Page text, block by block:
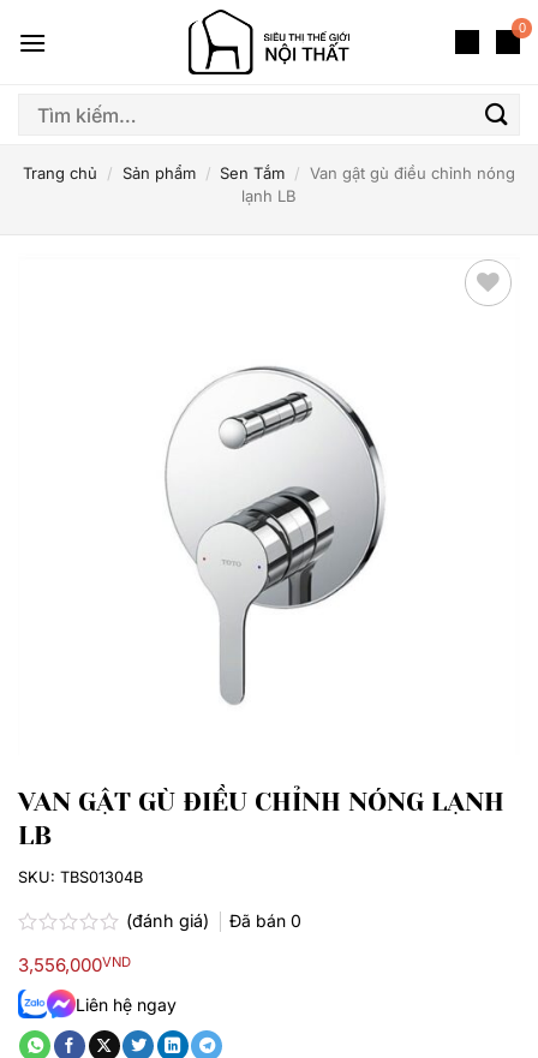
qua
dung
0
Tìm
Trang chủ / Sản phẩm / Sen Tắm / Van gật gù điều chỉnh nóng
lạnh LB
VAN GẬT GÙ ĐIỀU CHỈNH NÓNG LẠNH
LB
xếp
hạng
0.0
5
sao
(đánh giá) Đã bán 0
3,556,000VND
Liên hệ ngay
SKU: TBS01304B